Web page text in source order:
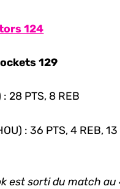
124
129
28 PTS, 8 REB
: 36 PTS, 4 REB, 13
est sorti du match au